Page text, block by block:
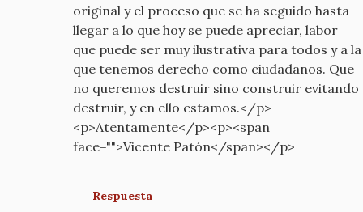
original y el proceso que se ha seguido hasta
llegar a lo que hoy se puede apreciar, labor
que puede ser muy ilustrativa para todos y a la
que tenemos derecho como ciudadanos. Que
no queremos destruir sino construir evitando
destruir, y en ello estamos.</p>
<p>Atentamente</p><p><span
face="">Vicente Patón</span></p>
Respuesta